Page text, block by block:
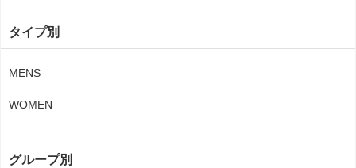
タイプ別
MENS
WOMEN
グループ別